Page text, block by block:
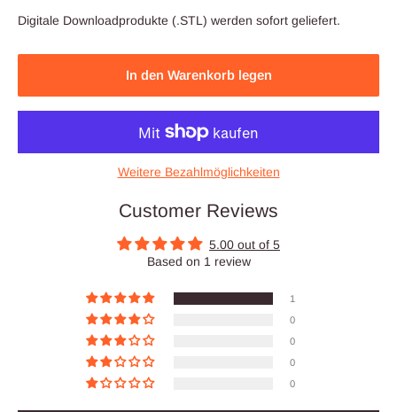
Digitale Downloadprodukte (.STL) werden sofort geliefert.
In den Warenkorb legen
Weitere Bezahlmöglichkeiten
Customer Reviews
5.00 out of 5
Based on 1 review
1
0
0
0
0